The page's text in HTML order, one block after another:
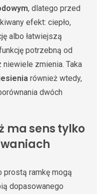
, dlatego przed
efekt: ciepło,
albo łatwiejszą
potrzebną od
zmienia. Taka
również wtedy,
dwóch
ma sens tylko
prostą ramkę mogą
dopasowanego